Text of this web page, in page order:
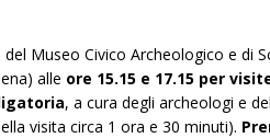
del Museo Civico Archeologico e di
alle ore 15.15 e 17.15 per
, a cura degli archeologi e
visita circa 1 ora e 30 minuti).